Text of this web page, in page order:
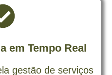
em Tempo Real
gestão de serviços